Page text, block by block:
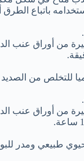
باتباع الطرق
طبيعي ومدر